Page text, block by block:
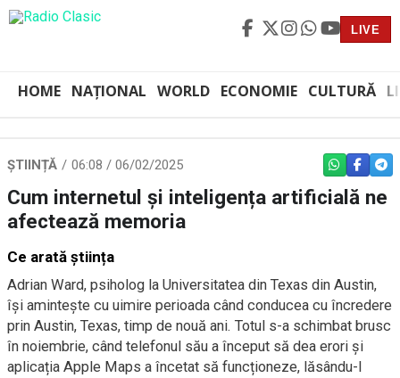
LIVE
HOME NAȚIONAL WORLD ECONOMIE CULTURĂ
ȘTIINȚĂ 06:08 / 06/02/2025 WHATSAPP
Cum internetul și inteligența artificială ne
afectează memoria
Ce arată știința
Adrian Ward, psiholog la Universitatea din Texas din Austin,
își amintește cu uimire perioada când conducea cu încredere
prin Austin, Texas, timp de nouă ani. Totul s-a schimbat brusc
în noiembrie, când telefonul său a început să dea erori și
aplicația Apple Maps a încetat să funcționeze, lăsându-l